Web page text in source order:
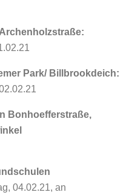
Park/ Billbrookdeich:
Bonhoefferstraße,
04.02.21, an